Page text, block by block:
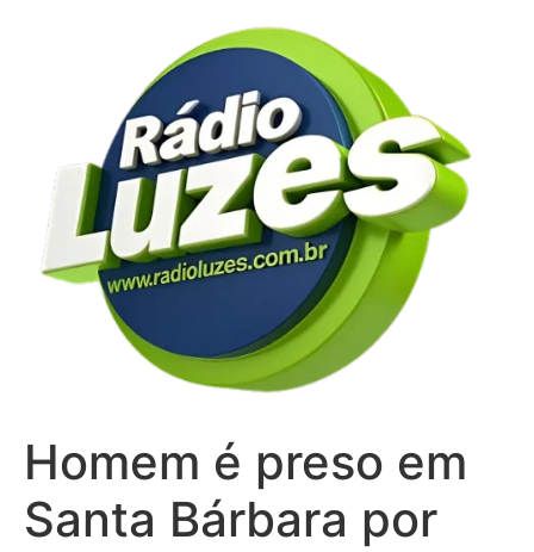
Homem é preso em
Santa Bárbara por